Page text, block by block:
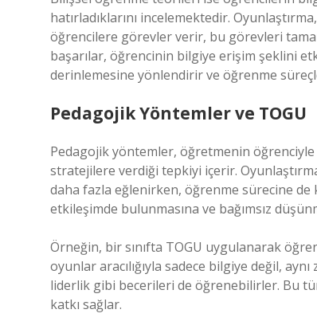
hatırladıklarını incelemektedir.
öğrencilere görevler verir, bu görevleri
başarılar, öğrencinin bilgiye erişim şeklini
derinlemesine yönlendirir ve öğrenme
Pedagojik Yöntemler ve TOGU
Pedagojik yöntemler, öğretmenin
stratejilere verdiği tepkiyi içerir.
daha fazla eğlenirken, öğrenme sürecine
etkileşimde bulunmasına ve bağımsız
Örneğin, bir sınıfta TOGU uygulanarak
oyunlar aracılığıyla sadece bilgiye değil,
liderlik gibi becerileri de öğrenebilirler. Bu
katkı sağlar.